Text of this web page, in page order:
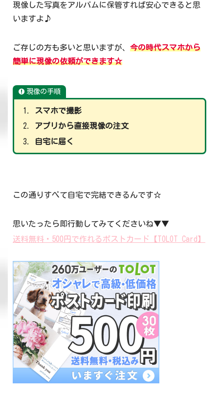
現像した写真をアルバムに保管すれば安心できると思
いますよ♪
ご存じの方も多いと思いますが、 今の時代スマホから
簡単に現像の依頼ができます☆
現像の手順
スマホで撮影
アプリから直接現像の注文
自宅に届く
この通りすべて自宅で完結できるんです☆
思いたったら即行動してみてくださいね▼▼
送料無料・500円で作れるポストカード【TOLOT Card】